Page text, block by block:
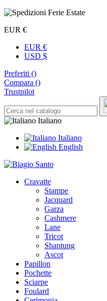
EUR €
EUR €
USD $
Preferiti ()
Compara ()
Trustpilot
Italiano
Italiano
English
Cravatte
Stampe
Jacquard
Garza
Cashmere
Lane
Tricot
Shantung
Ascot
Papillon
Pochette
Sciarpe
Foulard